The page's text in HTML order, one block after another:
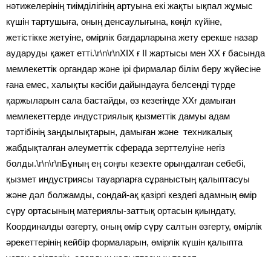
нәтижелерінің тиімділігінің артуына екі жақты ықпал жұмыс
күшін тартушыға, оның денсаулығына, көңіл күйіне,
жетістікке жетуіне, өмірлік бағдарларына жету ерекше назар
аударуды қажет етті.\r\n\r\nХІХ ғ ІІ жартысы мен ХХ ғ басында
мемлекеттік органдар және ірі фирмалар білім беру жүйесіне
ғана емес, халықты кәсіби дайындауға белсенді түрде
қаржыларын сала бастайды, өз кезегінде ХХғ дамыған
мемлекеттерде индустриялық қызметтік дамуы адам
тәртібінің заңдылықтарын, дамыған және техникалық
жабдықталған әлеуметтік сферада зерттелуіне негіз
болды.\r\n\r\nБұның ең соңғы кезекте орындалған себебі,
қызмет индустриясы тауарларға сұраныстың қалыптасуы
және дәл болжамды, сондай-ақ қазіргі кездегі адамның өмір
сүру ортасының материялы-заттық ортасын қиындату,
Координалды өзгерту, оның өмір сүру салтын өзгерту, өмірлік
әрекеттерінің кейбір формаларын, өмірлік күшін қалыпта